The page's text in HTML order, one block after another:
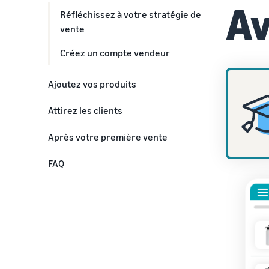
Réfléchissez à votre stratégie de
vente
Créez un compte vendeur
Ajoutez vos produits
Attirez les clients
offres
Après votre première vente
clients
FAQ